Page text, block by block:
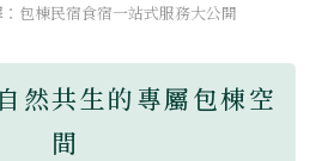
包棟民宿食宿一站式服務大公開
然共生的專屬包棟空
間